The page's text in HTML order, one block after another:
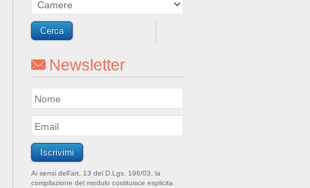
Newsletter
Ai sensi dell’art. 13 del D.Lgs. 196/03, la
compilazione del modulo costituisce esplicita